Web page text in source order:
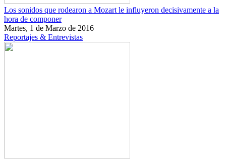
Los sonidos que rodearon a Mozart le influyeron decisivamente a la
hora de componer
Martes, 1 de Marzo de 2016
Reportajes & Entrevistas